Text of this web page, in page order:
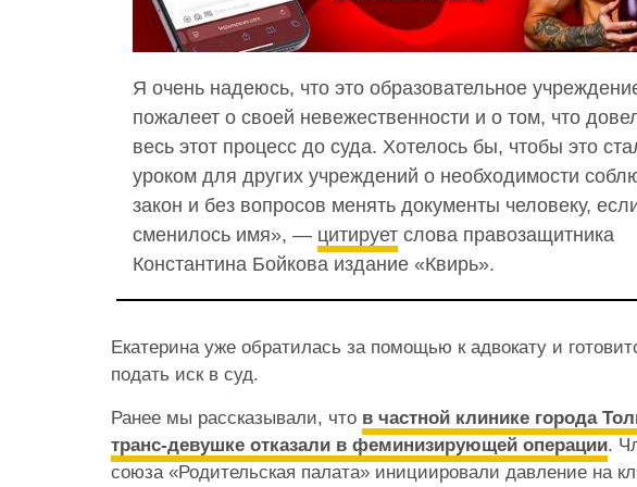
Я очень надеюсь, что это образовательное
пожалеет о своей невежественности и о том, что
весь этот процесс до суда. Хотелось бы, чтобы это
уроком для других учреждений о необходимости
закон и без вопросов менять документы человеку,
сменилось имя», — цитирует слова правозащитника
Константина Бойкова издание «Квирь».
Екатерина уже обратилась за помощью к адвокату и
подать иск в суд.
Ранее мы рассказывали, что в частной клинике города
транс-девушке отказали в феминизирующей операции.
союза «Родительская палата» инициировали давление на